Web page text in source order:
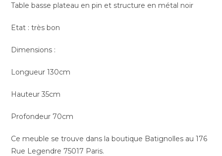
Table basse plateau en pin et structure en métal noir
Etat : très bon
Dimensions :
Longueur 130cm
Hauteur 35cm
Profondeur 70cm
Ce meuble se trouve dans la boutique Batignolles au 176
Rue Legendre 75017 Paris.